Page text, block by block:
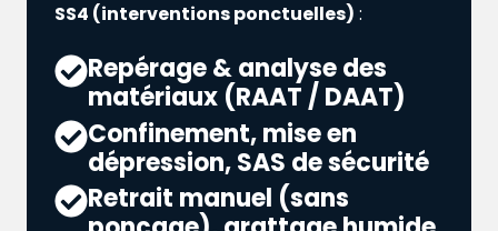
SS4 (interventions ponctuelles) :
Repérage & analyse des
matériaux (RAAT / DAAT)
Confinement, mise en
dépression, SAS de sécurité
Retrait manuel (sans